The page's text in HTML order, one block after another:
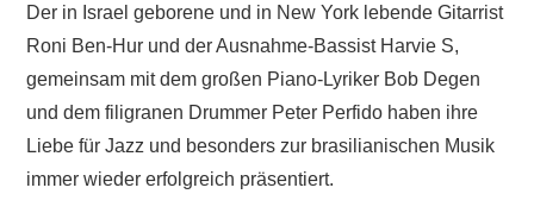
Der in Israel geborene und in New York lebende Gitarrist
Roni Ben-Hur und der Ausnahme-Bassist Harvie S,
gemeinsam mit dem großen Piano-Lyriker Bob Degen
und dem filigranen Drummer Peter Perfido haben ihre
Liebe für Jazz und besonders zur brasilianischen Musik
immer wieder erfolgreich präsentiert.